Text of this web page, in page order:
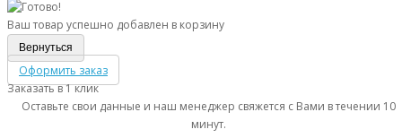
Ваш товар успешно добавлен в корзину
Вернуться
Оформить заказ
Заказать в 1 клик
Оставьте свои данные и наш менеджер свяжется с Вами в течении 10
минут.